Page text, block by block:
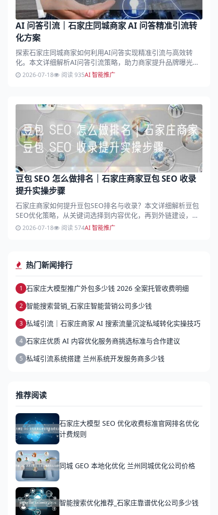
AI 问答引流｜石家庄同城商家 AI 问答精准引流转
化方案
探索石家庄同城商家如何利用AI问答实现精准引流与高效转
化。本文详细解析AI问答引流策略，助力商家提升品牌曝光，
吸引目标客户，实现业务增长。...
2026-07-18 阅读 935AI 智能推广
豆包 SEO 怎么做排名｜石家庄商家豆包 SEO 收录
提升实操步骤
石家庄商家如何提升豆包SEO排名与收录？本文详细解析豆包
SEO优化策略，从关键词选择到内容优化，再到外链建设，提
供一套实操步骤助您快速提升搜索排名。...
2026-07-18 阅读 574AI 智能推广
热门新闻排行
1 石家庄大模型推广外包多少钱 2026 全案托管收费明细
2 智能搜索营销_石家庄智能营销公司多少钱
3 私域引流｜石家庄商家 AI 搜索流量沉淀私域转化实操技巧
4 石家庄优质 AI 内容优化服务商挑选标准与合作建议
5 私域引流系统搭建 兰州系统开发服务商多少钱
推荐阅读
石家庄大模型 SEO 优化收费标准官网排名优化
计费规则
同城 GEO 本地化优化 兰州同城优化公司价格
智能搜索优化推荐_石家庄靠谱优化公司多少钱